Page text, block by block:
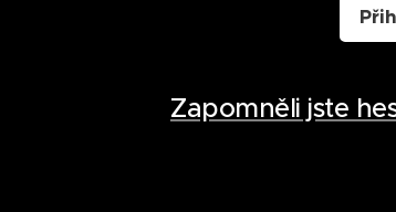
Zapomněli jste